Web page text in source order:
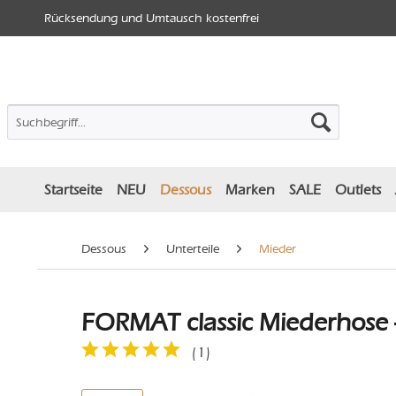
Rücksendung und Umtausch kostenfrei
Startseite NEU Dessous Marken SALE Outlets
Dessous Unterteile Mieder
FORMAT classic
( 1 )